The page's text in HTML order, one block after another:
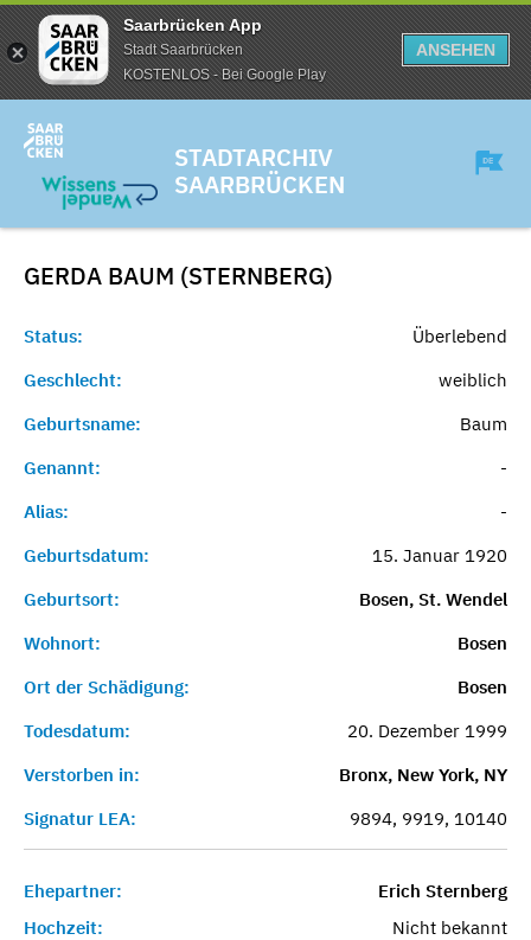
Saarbrücken App
Stadt Saarbrücken
KOSTENLOS - Bei Google Play
ANSEHEN
STADTARCHIV
SAARBRÜCKEN
GERDA BAUM (STERNBERG)
Status:
Überlebend
Geschlecht:
weiblich
Geburtsname:
Baum
Genannt:
-
Alias:
-
Geburtsdatum:
15. Januar 1920
Geburtsort:
Bosen, St. Wendel
Wohnort:
Bosen
Ort der Schädigung:
Bosen
Todesdatum:
20. Dezember 1999
Verstorben in:
Bronx, New York, NY
Signatur LEA:
9894, 9919, 10140
Ehepartner:
Erich Sternberg
Hochzeit:
Nicht bekannt